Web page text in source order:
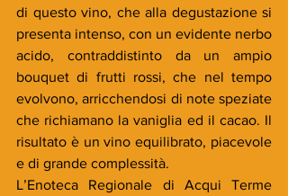
di questo vino, che alla degustazione si
presenta intenso, con un evidente nerbo
acido, contraddistinto da un ampio
bouquet di frutti rossi, che nel tempo
evolvono, arricchendosi di note speziate
che richiamano la vaniglia ed il cacao. Il
risultato è un vino equilibrato, piacevole
e di grande complessità.
L’Enoteca Regionale di Acqui Terme